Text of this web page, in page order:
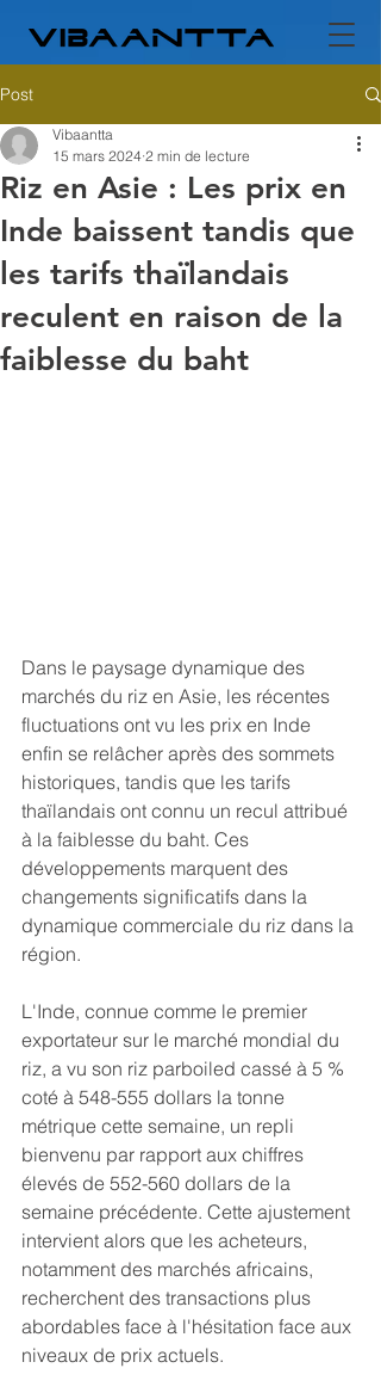
Post
Riz en Asie : Les prix en
Inde baissent tandis que
les tarifs thaïlandais
reculent en raison de la
faiblesse du baht
Vibaantta
15 mars 2024 2 min de lecture
Dans le paysage dynamique des
marchés du riz en Asie, les récentes
fluctuations ont vu les prix en Inde
enfin se relâcher après des sommets
historiques, tandis que les tarifs
thaïlandais ont connu un recul attribué
à la faiblesse du baht. Ces
développements marquent des
changements significatifs dans la
dynamique commerciale du riz dans la
région.
L'Inde, connue comme le premier
exportateur sur le marché mondial du
riz, a vu son riz parboiled cassé à 5 %
coté à 548-555 dollars la tonne
métrique cette semaine, un repli
bienvenu par rapport aux chiffres
élevés de 552-560 dollars de la
semaine précédente. Cette ajustement
intervient alors que les acheteurs,
notamment des marchés africains,
recherchent des transactions plus
abordables face à l'hésitation face aux
niveaux de prix actuels.